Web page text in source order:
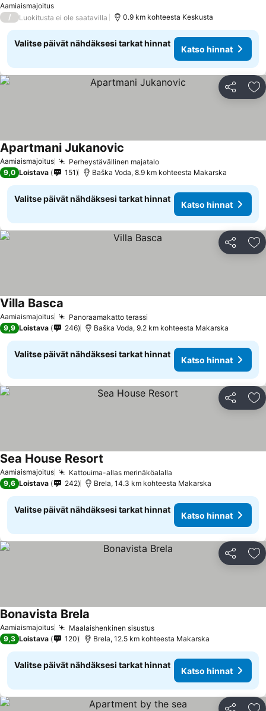
Aamiaismajoitus
Katso hinnat
/ Luokitusta ei ole saatavilla 0.9 km kohteesta Keskusta
Valitse päivät nähdäksesi tarkat hinnat
Katso hinnat
Jaa
Aamiaismajoitus Perheystävällinen majataloKatso hinnat
Apartmani Jukanovic
9,0 Loistava 151 Baška Voda, 8.9 km kohteesta Makarska
Valitse päivät nähdäksesi tarkat hinnat
Katso hinnat
Jaa
Aamiaismajoitus Panoraamakatto terassi
Villa Basca
9,9 Loistava 246 Baška Voda, 9.2 km kohteesta Makarska
Valitse päivät nähdäksesi tarkat hinnat
Katso hinnat
Jaa
Aamiaismajoitus Kattouima-allas merinäköalalla
Sea House Resort
9,6 Loistava 242 Brela, 14.3 km kohteesta Makarska
Valitse päivät nähdäksesi tarkat hinnat
Katso hinnat
Jaa
Aamiaismajoitus Maalaishenkinen sisustusKatso hinnat
Bonavista Brela
9,3 Loistava 120 Brela, 12.5 km kohteesta Makarska
Valitse päivät nähdäksesi tarkat hinnat
Katso hinnat